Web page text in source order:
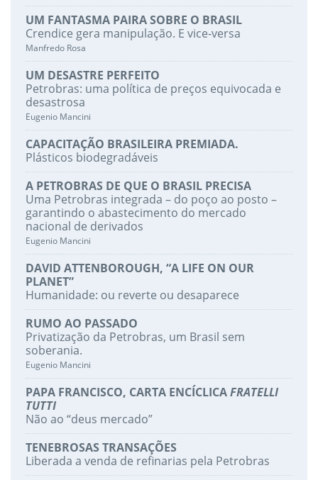
UM FANTASMA PAIRA SOBRE O BRASIL
Crendice gera manipulação. E vice-versa
Manfredo Rosa
UM DESASTRE PERFEITO
Petrobras: uma política de preços equivocada e
desastrosa
Eugenio Mancini
CAPACITAÇÃO BRASILEIRA PREMIADA.
Plásticos biodegradáveis
A PETROBRAS DE QUE O BRASIL PRECISA
Uma Petrobras integrada – do poço ao posto –
garantindo o abastecimento do mercado
nacional de derivados
Eugenio Mancini
DAVID ATTENBOROUGH, “A LIFE ON OUR
PLANET”
Humanidade: ou reverte ou desaparece
RUMO AO PASSADO
Privatização da Petrobras, um Brasil sem
soberania.
Eugenio Mancini
PAPA FRANCISCO, CARTA ENCÍCLICAFRATELLI
TUTTI
Não ao “deus mercado”
TENEBROSAS TRANSAÇÕES
Liberada a venda de refinarias pela Petrobras